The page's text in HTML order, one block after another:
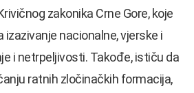
zakonika Crne Gore, koje
izazivanje nacionalne, vjerske i
i netrpeljivosti. Takođe, ističu da
ratnih zločinačkih formacija,